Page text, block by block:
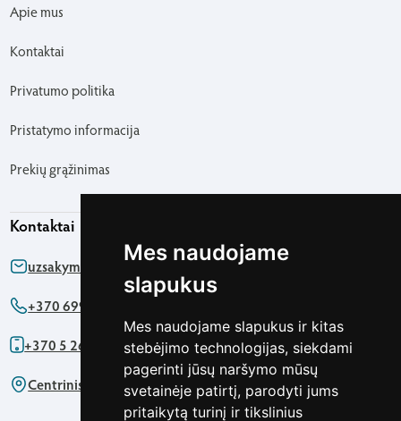
Mes naudojame
slapukus
Mes naudojame slapukus ir kitas
stebėjimo technologijas, siekdami
pagerinti jūsų naršymo mūsų
svetainėje patirtį, parodyti jums
pritaikytą turinį ir tikslinius
Apie mus
Kontaktai
Privatumo politika
Pristatymo informacija
Prekių grąžinimas
Kontaktai
uzsakymas@agapics.lt
+370 699 76161
+370 5 2622091
Centrinis biuras - Pirklių g. 5 Vilnius